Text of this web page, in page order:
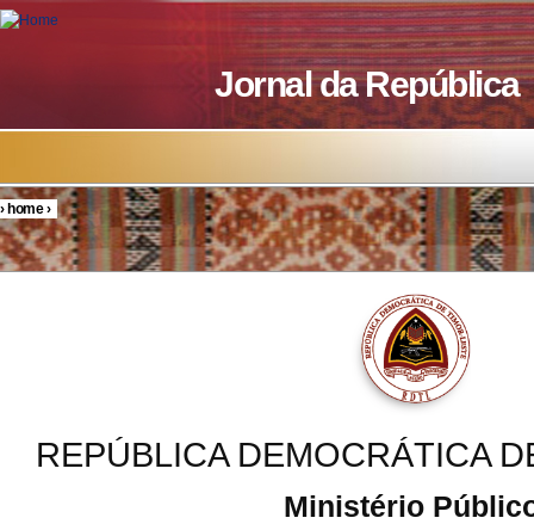
Skip to main content
Jornal da República
You are here
›home›
REPÚBLICA DEMOCRÁTICA
Ministério